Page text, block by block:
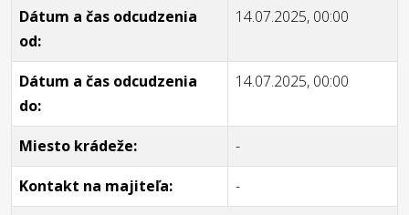
Dátum a čas odcudzenia
od:
14.07.2025, 00:00
Dátum a čas odcudzenia
do:
14.07.2025, 00:00
Miesto krádeže:
-
Kontakt na majiteľa:
-